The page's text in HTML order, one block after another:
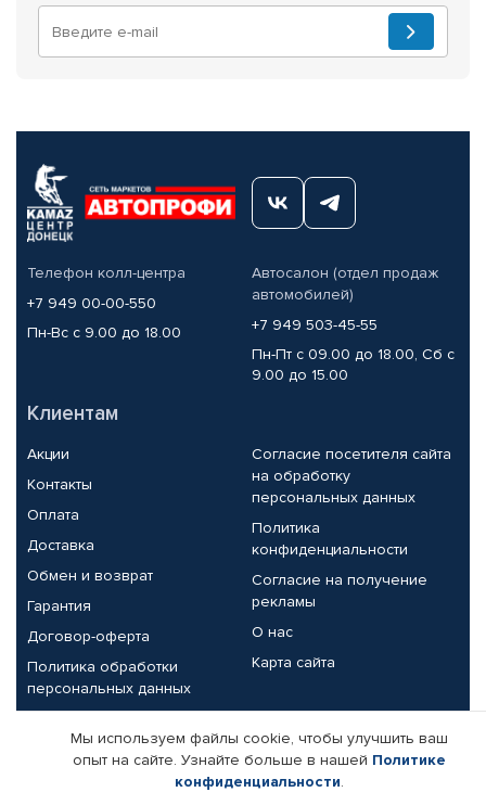
Телефон колл-центра
+7 949 00-00-550
Пн-Вс с 9.00 до 18.00
Автосалон (отдел продаж
автомобилей)
+7 949 503-45-55
Пн-Пт с 09.00 до 18.00, Сб с
9.00 до 15.00
Клиентам
Акции
Контакты
Оплата
Доставка
Обмен и возврат
Гарантия
Договор-оферта
Политика обработки
персональных данных
Согласие посетителя сайта
на обработку
персональных данных
Политика
конфиденциальности
Согласие на получение
рекламы
О нас
Карта сайта
Партнерам
Корпоративным клиентам
Реквизиты компании
Мы используем файлы cookie, чтобы улучшить ваш
опыт на сайте. Узнайте больше в нашей Политике
конфиденциальности.